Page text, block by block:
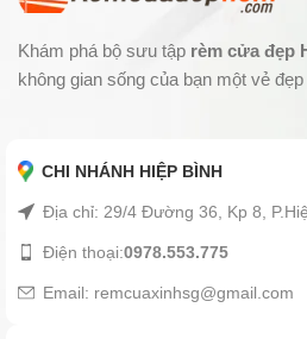
Khám phá bộ sưu tập rèm cửa đẹp
không gian sống của bạn một vẻ
CHI NHÁNH HIỆP BÌNH
Địa chỉ: 29/4 Đường 36, Kp 8,
Điện thoại:0978.553.775
Email: remcuaxinhsg@gmail.com